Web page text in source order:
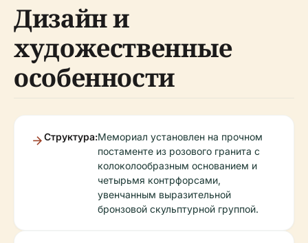
Дизайн и
художественные
особенности
Структура:Мемориал установлен на прочном
постаменте из розового гранита с
колоколообразным основанием и
четырьмя контрфорсами,
увенчанным выразительной
бронзовой скульптурной группой.